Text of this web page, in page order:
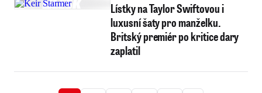
Lístky na Taylor Swiftovou i
luxusní šaty pro manželku.
Britský premiér po kritice dary
zaplatil